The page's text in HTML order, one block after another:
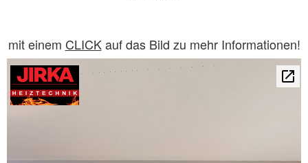
mit einem CLICKauf das Bild zu mehr Informationen!